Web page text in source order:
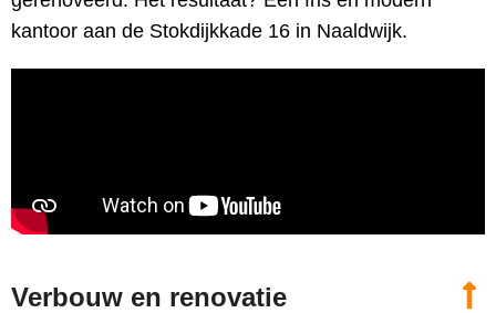
kantoor aan de Stokdijkkade 16 in Naaldwijk.
Verbouw en renovatie